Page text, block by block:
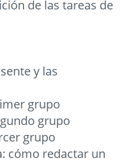
de las tareas de
y las
grupo
grupo
grupo
cómo redactar un